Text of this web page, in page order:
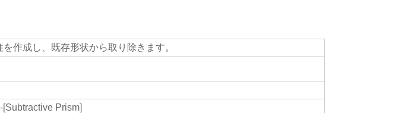
作成し、既存形状から取り除きます。
Prism]